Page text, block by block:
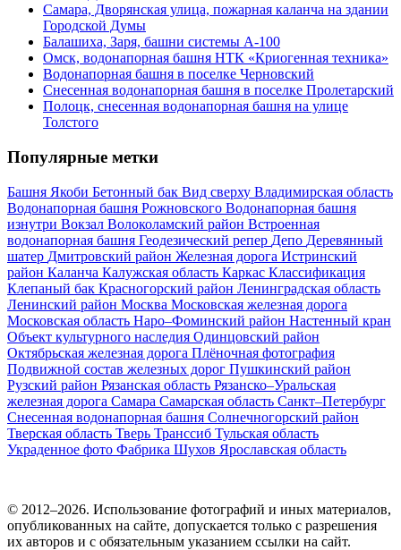
Самара, Дворянская улица, пожарная каланча на здании
Городской Думы
Балашиха, Заря, башни системы А-100
Омск, водонапорная башня НТК «Криогенная техника»
Водонапорная башня в поселке Черновский
Снесенная водонапорная башня в поселке Пролетарский
Полоцк, снесенная водонапорная башня на улице
Толстого
Популярные метки
Башня Якоби Бетонный бак Вид сверху Владимирская область
Водонапорная башня Рожновского Водонапорная башня
изнутри Вокзал Волоколамский район Встроенная
водонапорная башня Геодезический репер Депо Деревянный
шатер Дмитровский район Железная дорога Истринский
район Каланча Калужская область Каркас Классификация
Клепаный бак Красногорский район Ленинградская область
Ленинский район Москва Московская железная дорога
Московская область Наро–Фоминский район Настенный кран
Объект культурного наследия Одинцовский район
Октябрьская железная дорога Плёночная фотография
Подвижной состав железных дорог Пушкинский район
Рузский район Рязанская область Рязанско–Уральская
железная дорога Самара Самарская область Санкт–Петербург
Снесенная водонапорная башня Солнечногорский район
Тверская область Тверь Транссиб Тульская область
Украденное фото Фабрика Шухов Ярославская область
© 2012–2026. Использование фотографий и иных материалов,
опубликованных на сайте, допускается только с разрешения
их авторов и c обязательным указанием ссылки на сайт.